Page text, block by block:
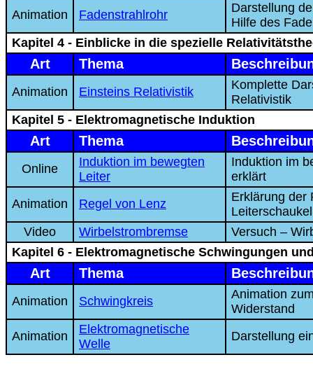
Animation
Fadenstrahlrohr
Darstellung
Hilfe des
Kapitel 4 - Einblicke in die spezielle
Art Thema
Animation Einsteins Relativistik
Komplette
Relativistik
Kapitel 5 - Elektromagnetische Induktion
Art Thema
Online
Induktion im bewegten
Leiter
Induktion im
erklärt
Animation
Regel von Lenz
Erklärung der
Leiterschaukel
Video
Wirbelstrombremse
Versuch –
Kapitel 6 - Elektromagnetische Schwingungen
Art Thema
Animation Schwingkreis
Animation
Widerstand
Animation
Elektromagnetische
Welle
Darstellung